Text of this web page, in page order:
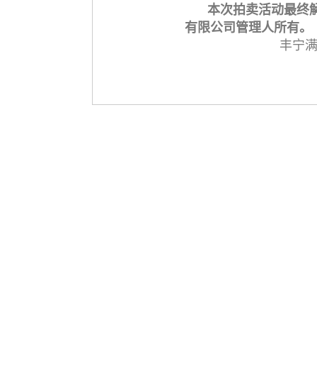
本次拍卖活动最终
有限公司管理人所有。
丰宁满